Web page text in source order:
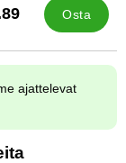
Osta
ajattelevat